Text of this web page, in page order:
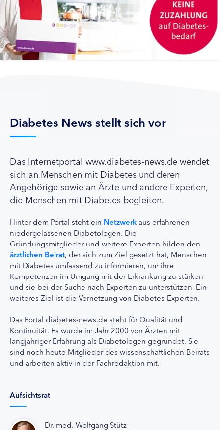
Diabetes News stellt sich vor
Das Internetportal www.diabetes-news.de wendet
sich an Menschen mit Diabetes und deren
Angehörige sowie an Ärzte und andere Experten,
die Menschen mit Diabetes begleiten.
Hinter dem Portal steht ein Netzwerk aus erfahrenen
niedergelassenen Diabetologen. Die
Gründungsmitglieder und weitere Experten bilden den
ärztlichen Beirat, der sich zum Ziel gesetzt hat, Menschen
mit Diabetes umfassend zu informieren, um ihre
Kompetenzen im Umgang mit der Erkrankung zu stärken
und sie bei der Suche nach Experten zu unterstützen. Ein
weiteres Ziel ist die Vernetzung von Diabetes-Experten.
Das Portal diabetes-news.de steht für Qualität und
Kontinuität. Es wurde im Jahr 2000 von Ärzten mit
langjähriger Erfahrung als Diabetologen gegründet. Sie
sind noch heute Mitglieder des wissenschaftlichen Beirats
und arbeiten aktiv in der Fachredaktion mit.
Aufsichtsrat
Dr. med. Wolfgang Stütz